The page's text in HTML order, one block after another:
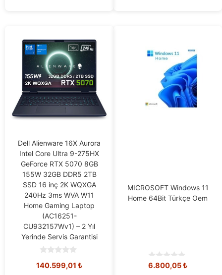
Dell Alienware 16X Aurora
Intel Core Ultra 9-275HX
GeForce RTX 5070 8GB
155W 32GB DDR5 2TB
SSD 16 inç 2K WQXGA
240Hz 3ms WVA W11
Home Gaming Laptop
(AC16251-
CU932157Wv1) – 2 Yıl
Yerinde Servis Garantisi
o
140.599,01 ₺
MICROSOFT Windows 11
Home 64Bit Türkçe Oem
0
6.800,05₺